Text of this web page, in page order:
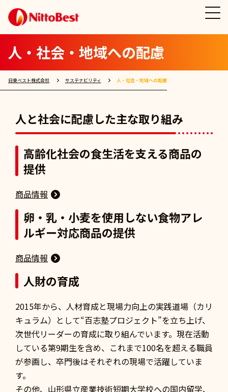
人・社会・地域への配慮
日東ベスト株式会社 サステナビリティ 人・社会・地域への配慮
人と社会に配慮した主な取り組み
高齢化社会の食生活を支える商品の
提供
商品情報
卵・乳・小麦を使用しない食物アレ
ルギー対応商品の提供
商品情報
人財の育成
2015年から、人材育成と現場力向上の実践道場（カリ
キュラム）として“百志塾プロジェクト”を立ち上げ、
次世代リーダーの育成に取り組んでいます。現在活動
している第9期生を含め、これまで100名を超える職員
が参画し、卒門後はそれぞれの現場で活躍していま
す。
その他、山形県立産業技術短期大学校への国内留学、